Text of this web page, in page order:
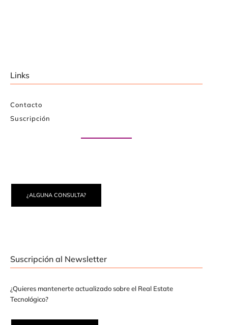
Links
Contacto
Suscripción
¿ALGUNA CONSULTA?
Suscripción al Newsletter
¿Quieres mantenerte actualizado sobre el Real Estate
Tecnológico?